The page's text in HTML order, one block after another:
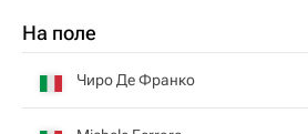
На поле
Чиро Де Франко